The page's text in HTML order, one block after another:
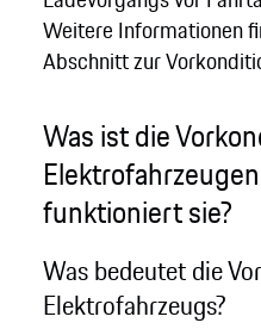
Weitere Informationen
Abschnitt zur
Was ist die
funktioniert sie?
Was bedeutet die
Elektrofahrzeugs?